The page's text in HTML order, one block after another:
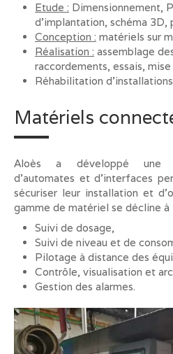
Etude : Dimensionnement,
d’implantation, schéma 3D,
Conception : matériels sur
Réalisation : assemblage
raccordements, essais,
Réhabilitation
Matériels
Aloès a développé une
d’automates et d’interfaces
sécuriser leur installation et
gamme de matériel se décline à
Suivi de dosage,
Suivi de niveau et de
Pilotage à distance des
Contrôle, visualisation et
Gestion des alarmes.